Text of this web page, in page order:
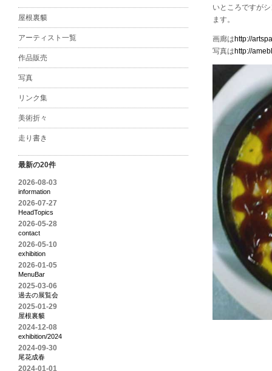
屋根裏貘
アーティスト一覧
作品販売
写真
リンク集
美術折々
走り書き
最新の20件
2026-08-03
information
2026-07-27
HeadTopics
2026-05-28
contact
2026-05-10
exhibition
2026-01-05
MenuBar
2025-03-06
過去の展覧会
2025-01-29
屋根裏貘
2024-12-08
exhibition/2024
2024-09-30
尾花成春
2024-01-01
いところですが
ます。
画廊はhttp://
写真はhttp://